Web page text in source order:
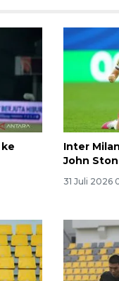
Inter
John
31 Juli 2026